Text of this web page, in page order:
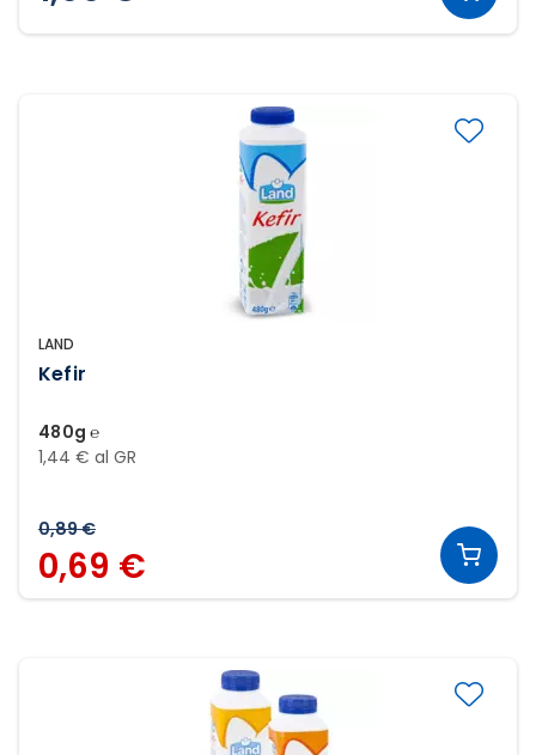
LAND
Kefir
480g ℮
1,44 € al GR
0,89 €
0,69 €